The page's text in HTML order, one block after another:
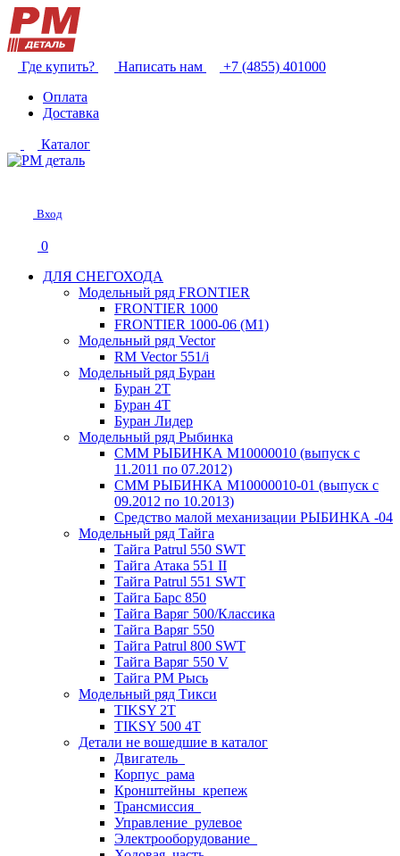
Где купить? Написать нам
+7 (4855) 401000
Оплата
Доставка
Каталог
Вход
0
ДЛЯ СНЕГОХОДА
Модельный ряд FRONTIER
FRONTIER 1000
FRONTIER 1000-06 (М1)
Модельный ряд Vector
RM Vector 551/i
Модельный ряд Буран
Буран 2Т
Буран 4Т
Буран Лидер
Модельный ряд Рыбинка
СММ РЫБИНКА M10000010 (выпуск с
11.2011 по 07.2012)
СММ РЫБИНКА M10000010-01 (выпуск с
09.2012 по 10.2013)
Средство малой механизации РЫБИНКА -04
Модельный ряд Тайга
Тайга Patrul 550 SWT
Тайга Атака 551 II
Тайга Patrul 551 SWT
Тайга Барс 850
Тайга Варяг 500/Классика
Тайга Варяг 550
Тайга Patrul 800 SWT
Тайга Варяг 550 V
Тайга РМ Рысь
Модельный ряд Тикси
TIKSY 2T
TIKSY 500 4T
Детали не вошедшие в каталог
Двигатель_
Корпус_рама
Кронштейны_крепеж
Трансмиссия_
Управление_рулевое
Электрооборудование_